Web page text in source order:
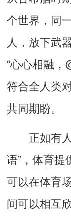
个世界，同
人，放下武
“心心相融
符合全人类
共同期盼。
正如有人
语”，体育
可以在体育
间可以相互